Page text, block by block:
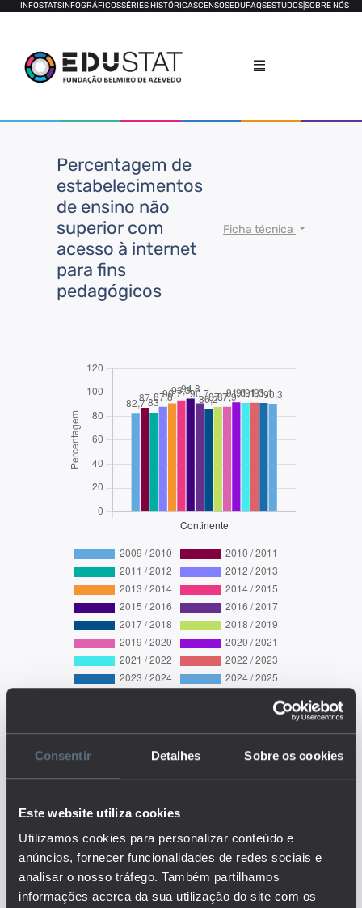
Consentir Detalhes Sobre os cookies
Este website utiliza cookies
Utilizamos cookies para personalizar conteúdo e
anúncios, fornecer funcionalidades de redes sociais e
analisar o nosso tráfego. Também partilhamos
informações acerca da sua utilização do site com os
INFOSTATSINFOGRÁFICOSSÉRIES HISTÓRICASCENSOSEDUFAQSESTUDOSSOBRE NÓS
Percentagem de
estabelecimentos
de ensino não
superior com
acesso à internet
para fins
pedagógicos
Ficha técnica
EDUSTAT 2026
percentagem de
totais, ou seja, sem especificar
por nível de ensino ou tipo de
estabelecimento
(público/privado), que possuem